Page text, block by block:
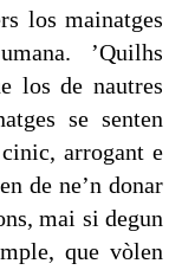
los mainatges
’Quilhs
los de nautres
se senten
arrogant e
de ne’n donar
mai si degun
que vòlen